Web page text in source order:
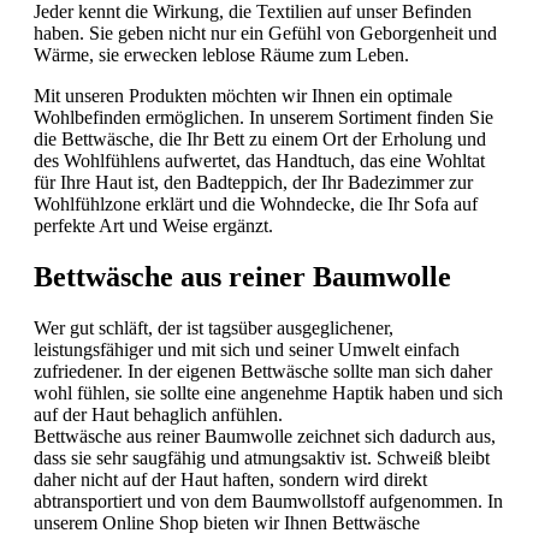
Jeder kennt die Wirkung, die Textilien auf unser Befinden
haben. Sie geben nicht nur ein Gefühl von Geborgenheit und
Wärme, sie erwecken leblose Räume zum Leben.
Mit unseren Produkten möchten wir Ihnen ein optimale
Wohlbefinden ermöglichen. In unserem Sortiment finden Sie
die Bettwäsche, die Ihr Bett zu einem Ort der Erholung und
des Wohlfühlens aufwertet, das Handtuch, das eine Wohltat
für Ihre Haut ist, den Badteppich, der Ihr Badezimmer zur
Wohlfühlzone erklärt und die Wohndecke, die Ihr Sofa auf
perfekte Art und Weise ergänzt.
Bettwäsche aus reiner Baumwolle
Wer gut schläft, der ist tagsüber ausgeglichener,
leistungsfähiger und mit sich und seiner Umwelt einfach
zufriedener. In der eigenen Bettwäsche sollte man sich daher
wohl fühlen, sie sollte eine angenehme Haptik haben und sich
auf der Haut behaglich anfühlen.
Bettwäsche aus reiner Baumwolle zeichnet sich dadurch aus,
dass sie sehr saugfähig und atmungsaktiv ist. Schweiß bleibt
daher nicht auf der Haut haften, sondern wird direkt
abtransportiert und von dem Baumwollstoff aufgenommen. In
unserem Online Shop bieten wir Ihnen Bettwäsche